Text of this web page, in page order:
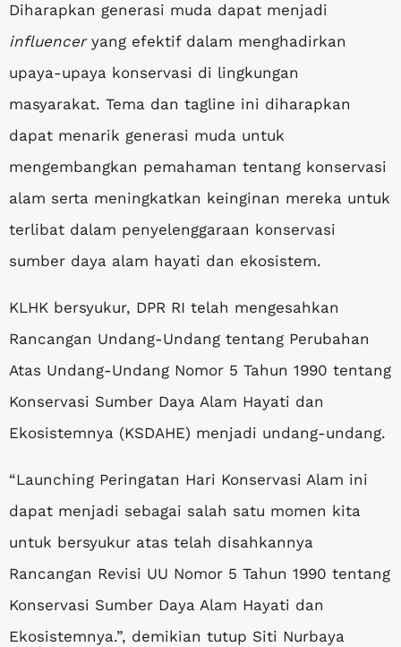
Diharapkan generasi muda dapat menjadi
influenceryang efektif dalam menghadirkan
upaya-upaya konservasi di lingkungan
masyarakat. Tema dan tagline ini diharapkan
dapat menarik generasi muda untuk
mengembangkan pemahaman tentang konservasi
alam serta meningkatkan keinginan mereka untuk
terlibat dalam penyelenggaraan konservasi
sumber daya alam hayati dan ekosistem.
KLHK bersyukur, DPR RI telah mengesahkan
Rancangan Undang-Undang tentang Perubahan
Atas Undang-Undang Nomor 5 Tahun 1990 tentang
Konservasi Sumber Daya Alam Hayati dan
Ekosistemnya (KSDAHE) menjadi undang-undang.
“Launching Peringatan Hari Konservasi Alam ini
dapat menjadi sebagai salah satu momen kita
untuk bersyukur atas telah disahkannya
Rancangan Revisi UU Nomor 5 Tahun 1990 tentang
Konservasi Sumber Daya Alam Hayati dan
Ekosistemnya.”, demikian tutup Siti Nurbaya